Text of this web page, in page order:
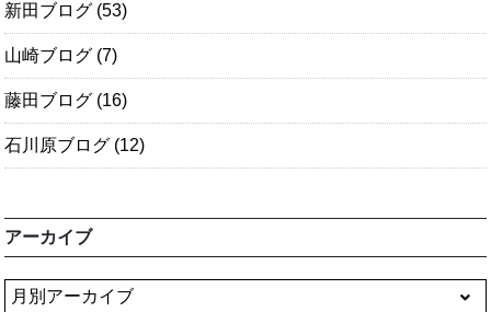
新田ブログ (53)
山崎ブログ (7)
藤田ブログ (16)
石川原ブログ (12)
アーカイブ